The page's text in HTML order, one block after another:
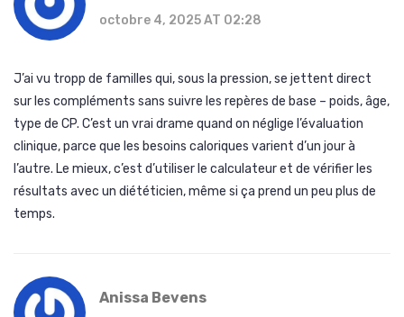
octobre 4, 2025 AT 02:28
J’ai vu tropp de familles qui, sous la pression, se jettent direct
sur les compléments sans suivre les repères de base – poids, âge,
type de CP. C’est un vrai drame quand on néglige l’évaluation
clinique, parce que les besoins caloriques varient d’un jour à
l’autre. Le mieux, c’est d’utiliser le calculateur et de vérifier les
résultats avec un diététicien, même si ça prend un peu plus de
temps.
Anissa Bevens